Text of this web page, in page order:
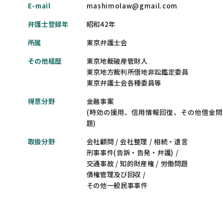
E-mail
mashimolaw@gmail.com
弁護士登録年
昭和42年
所属
東京弁護士会
その他経歴
東京地裁破産管財人
東京地方裁判所借地非訟鑑定委員
東京弁護士会各種委員等
得意分野
金融事案
(時効の援用、信用情報回復、その他借金問
題)
取扱分野
会社顧問 / 会社整理 / 相続・遺言
刑事事件(告訴・告発・弁護) /
交通事故 / 知的財産権 / 労働問題
債権管理及び回収 /
その他一般民事事件